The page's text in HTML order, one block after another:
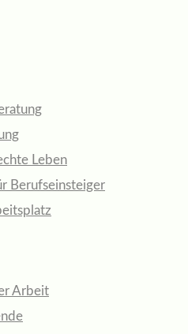
Leben
Berufseinsteiger
Arbeit